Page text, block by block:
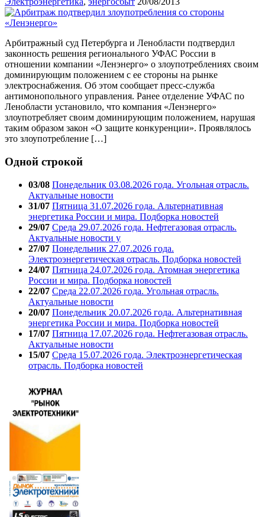
Арбитражный суд Петербурга и Ленобласти подтвердил
законность решения регионального УФАС России в
отношении компании «Ленэнерго» о злоупотреблениях своим
доминирующим положением с ее стороны на рынке
электроснабжения. Об этом сообщает пресс-служба
антимонопольного управления. Ранее отделение УФАС по
Ленобласти установило, что компания «Ленэнерго»
злоупотребляет своим доминирующим положением, нарушая
таким образом закон «О защите конкуренции». Проявлялось
это злоупотребление […]
Одной строкой
03/08 Понедельник 03.08.2026 года. Угольная отрасль.
Актуальные новости
31/07 Пятница 31.07.2026 года. Альтернативная
энергетика России и мира. Подборка новостей
29/07 Среда 29.07.2026 года. Нефтегазовая отрасль.
Актуальные новости у
27/07 Понедельник 27.07.2026 года.
Электроэнергетическая отрасль. Подборка новостей
24/07 Пятница 24.07.2026 года. Атомная энергетика
России и мира. Подборка новостей
22/07 Среда 22.07.2026 года. Угольная отрасль.
Актуальные новости
20/07 Понедельник 20.07.2026 года. Альтернативная
энергетика России и мира. Подборка новостей
17/07 Пятница 17.07.2026 года. Нефтегазовая отрасль.
Актуальные новости
15/07 Среда 15.07.2026 года. Электроэнергетическая
отрасль. Подборка новостей